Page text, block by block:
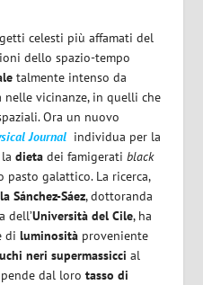
celesti più affamati del
dello spazio-tempo
talmente intenso da
vicinanze, in quelli che
Ora un nuovo
Journal individua per la
ladieta dei famigeratiblack
pasto galattico. La ricerca,
Sánchez-Sáez, dottoranda
dell’Università del Cile, ha
diluminosità proveniente
neri supermassicci al
dal lorotasso di